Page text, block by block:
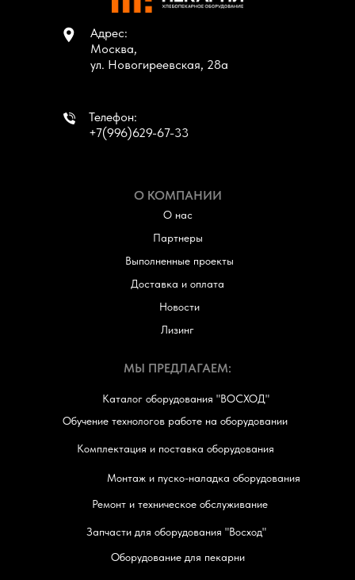
Адрес:
Москва,
ул. Новогиреевская, 28а
Телефон:
+7(996)629-67-33
О КОМПАНИИ
О нас
Партнеры
Выполненные проекты
Новости
Доставка и оплата
Лизинг
МЫ ПРЕДЛАГАЕМ:
Каталог оборудования "ВОСХОД"
Комплектация и поставка оборудования
Монтаж и пуско-наладка оборудования
Обучение технологов работе на оборудовании
Ремонт и техническое обслуживание
Запчасти для оборудования "Восход"
Оборудование для пекарни